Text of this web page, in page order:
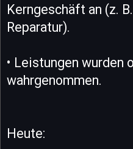
Kerngeschäft an (z.
Reparatur).
• Leistungen
wahrgenommen.
Heute: